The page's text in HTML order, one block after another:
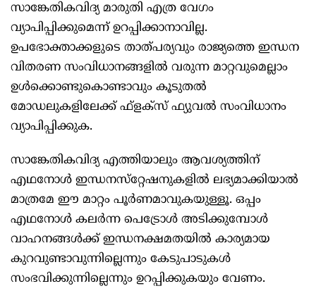
സാങ്കേതികവിദ്യ മാരുതി എത്ര വേഗം
വ്യാപിപ്പിക്കുമെന്ന് ഉറപ്പിക്കാനാവില്ല.
ഉപഭോക്താക്കളുടെ താത്പര്യവും രാജ്യത്തെ ഇന്ധന
വിതരണ സംവിധാനങ്ങളില്‍ വരുന്ന മാറ്റവുമെല്ലാം
ഉള്‍ക്കൊണ്ടുകൊണ്ടാവും കൂടുതല്‍
മോഡലുകളിലേക്ക് ഫ്‌ളക്‌സ് ഫ്യുവല്‍ സംവിധാനം
വ്യാപിപ്പിക്കുക.
സാങ്കേതികവിദ്യ എത്തിയാലും ആവശ്യത്തിന്
എഥനോള്‍ ഇന്ധനസ്‌റ്റേഷനുകളില്‍ ലഭ്യമാക്കിയാല്‍
മാത്രമേ ഈ മാറ്റം പൂര്‍ണമാവുകയുള്ളൂ. ഒപ്പം
എഥനോള്‍ കലര്‍ന്ന പെട്രോള്‍ അടിക്കുമ്പോള്‍
വാഹനങ്ങള്‍ക്ക് ഇന്ധനക്ഷമതയില്‍ കാര്യമായ
കുറവുണ്ടാവുന്നില്ലെന്നും കേടുപാടുകള്‍
സംഭവിക്കുന്നില്ലെന്നും ഉറപ്പിക്കുകയും വേണം.